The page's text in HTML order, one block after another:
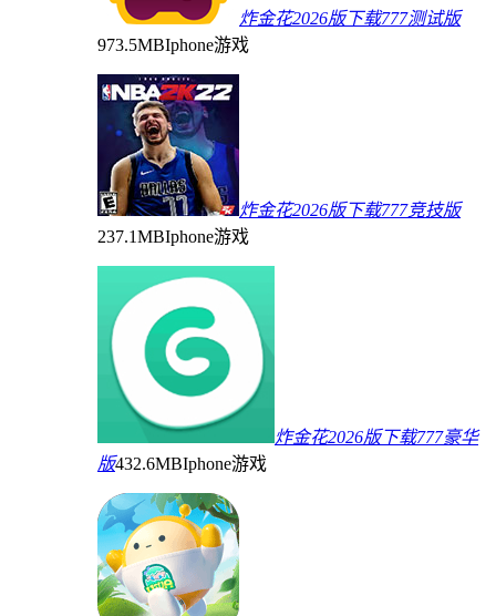
炸金花2026版下载777测试版
973.5MBIphone游戏
炸金花2026版下载777竞技版
237.1MBIphone游戏
炸金花2026版下载777豪华
版432.6MBIphone游戏